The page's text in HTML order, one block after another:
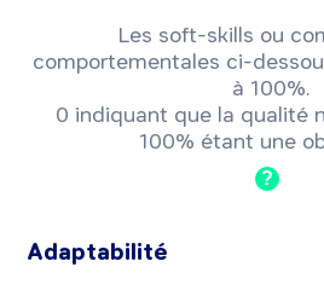
Les soft-skills ou
comportementales ci-
à 100%.
0 indiquant que la qualité
100% étant une
?
Adaptabilité